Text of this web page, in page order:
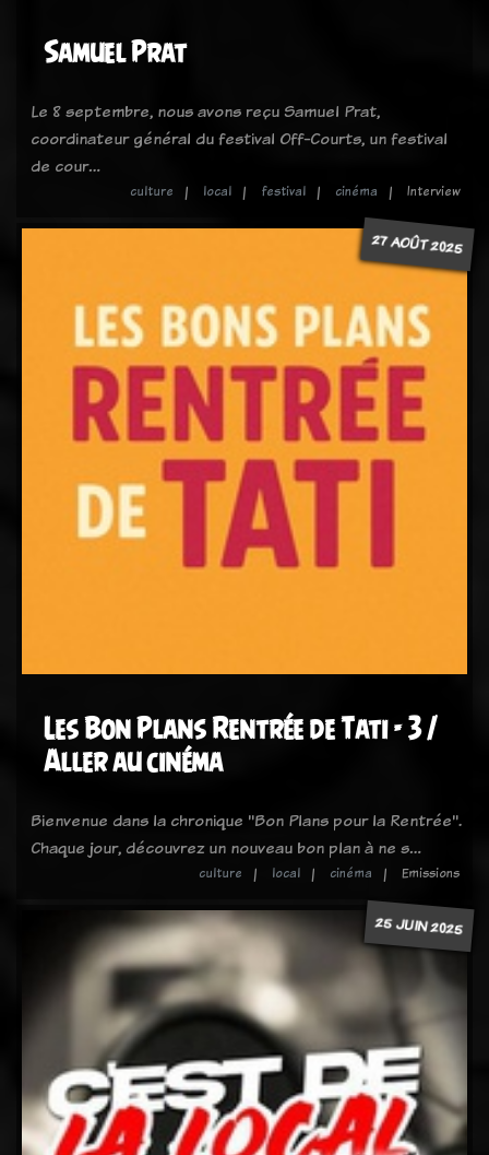
Samuel Prat
Le 8 septembre, nous avons reçu Samuel Prat,
coordinateur général du festival Off-Courts, un festival
de cour…
culture local festival cinéma Interview
27 AOÛT 2025
Les Bon Plans Rentrée de Tati - 3 /
Aller au cinéma
Bienvenue dans la chronique "Bon Plans pour la Rentrée".
Chaque jour, découvrez un nouveau bon plan à ne s…
culture local cinéma Emissions
25 JUIN 2025